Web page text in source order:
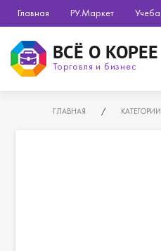
Главная РУ.Маркет Учеба
ВСЁ О КОРЕЕ
Торговля и бизнес
ГЛАВНАЯ / КАТЕГОРИИ